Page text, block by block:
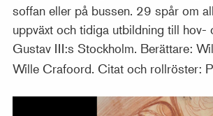
soffan eller på bussen. 29 spår om
uppväxt och tidiga utbildning till hov-
Gustav III:s Stockholm. Berättare:
Wille Crafoord. Citat och rollröster:
Utställningskatalog